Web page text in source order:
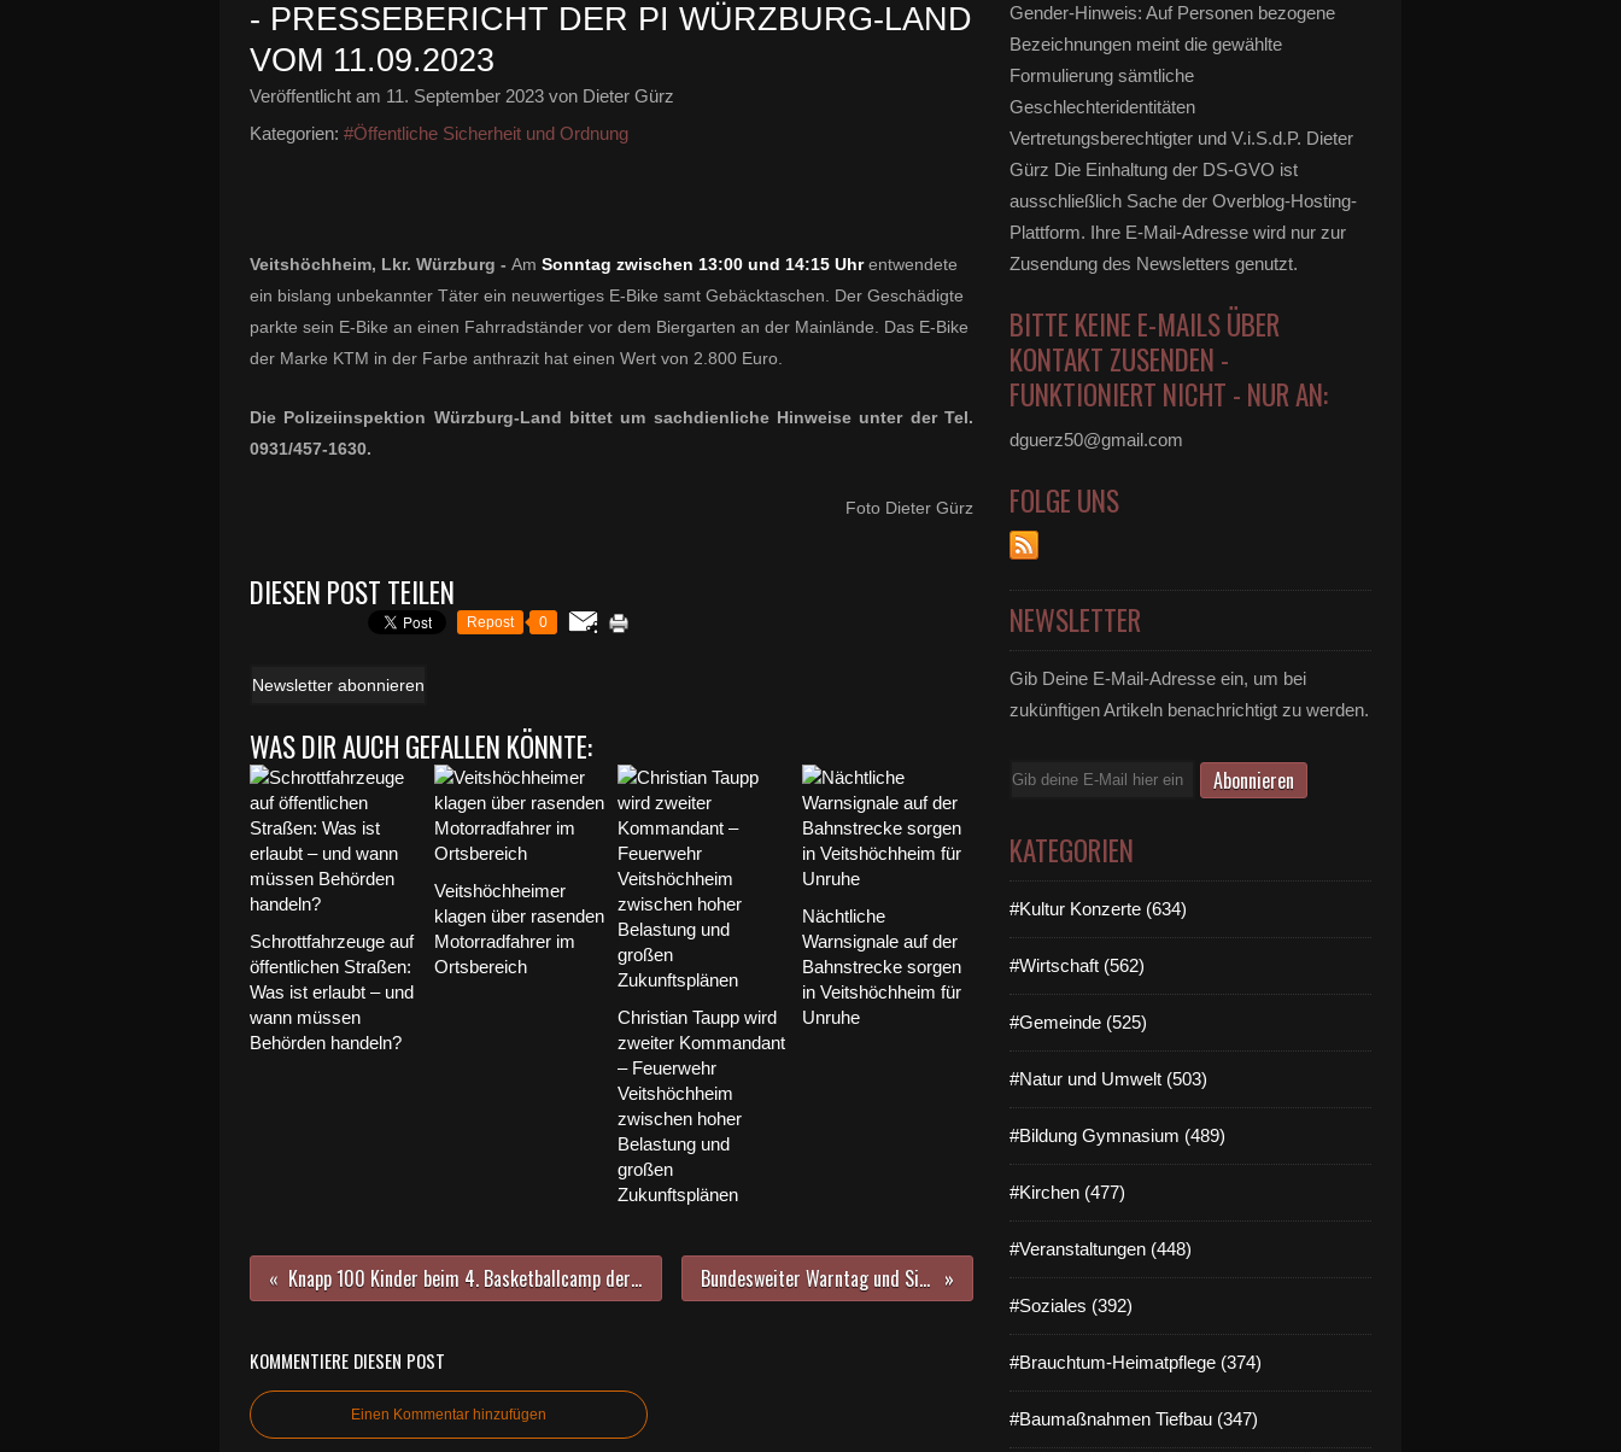
- PRESSEBERICHT DER PI WÜRZBURG-LAND
VOM 11.09.2023
Veröffentlicht am 11. September 2023 von Dieter Gürz
Kategorien: #Öffentliche Sicherheit und Ordnung
Veitshöchheim, Lkr. Würzburg - Am Sonntag zwischen 13:00 und 14:15 Uhrentwendete
ein bislang unbekannter Täter ein neuwertiges E-Bike samt Gebäcktaschen. Der Geschädigte
parkte sein E-Bike an einen Fahrradständer vor dem Biergarten an der Mainlände. Das E-Bike
der Marke KTM in der Farbe anthrazit hat einen Wert von 2.800 Euro.
Die Polizeiinspektion Würzburg-Land bittet um sachdienliche Hinweise unter der Tel.
0931/457-1630.
Foto Dieter Gürz
DIESEN POST TEILEN
Repost 0
Newsletter abonnieren
WAS DIR AUCH GEFALLEN KÖNNTE:
Schrottfahrzeuge auf
öffentlichen Straßen:
Was ist erlaubt – und
wann müssen
Behörden handeln?
Veitshöchheimer
klagen über rasenden
Motorradfahrer im
Ortsbereich
Christian Taupp wird
zweiter Kommandant
– Feuerwehr
Veitshöchheim
zwischen hoher
Belastung und
großen
Zukunftsplänen
Nächtliche
Warnsignale auf der
Bahnstrecke sorgen
in Veitshöchheim für
Unruhe
Knapp 100 Kinder beim 4. Basketballcamp der Turngemeinde in Veitshöchheim in der letzten Ferienwoche Bundesweiter Warntag und Sirenenprobealarm am 14. September 2023
KOMMENTIERE DIESEN POST
Einen Kommentar hinzufügen
Gender-Hinweis: Auf Personen bezogene
Bezeichnungen meint die gewählte
Formulierung sämtliche
Geschlechteridentitäten
Vertretungsberechtigter und V.i.S.d.P. Dieter
Gürz Die Einhaltung der DS-GVO ist
ausschließlich Sache der Overblog-Hosting-
Plattform. Ihre E-Mail-Adresse wird nur zur
Zusendung des Newsletters genutzt.
BITTE KEINE E-MAILS ÜBER
KONTAKT ZUSENDEN -
FUNKTIONIERT NICHT - NUR AN:
dguerz50@gmail.com
FOLGE UNS
NEWSLETTER
Gib Deine E-Mail-Adresse ein, um bei
zukünftigen Artikeln benachrichtigt zu werden.
E-
KATEGORIEN
#Kultur Konzerte (634)
#Wirtschaft (562)
#Gemeinde (525)
#Natur und Umwelt (503)
#Bildung Gymnasium (489)
#Kirchen (477)
#Veranstaltungen (448)
#Soziales (392)
#Brauchtum-Heimatpflege (374)
#Baumaßnahmen Tiefbau (347)